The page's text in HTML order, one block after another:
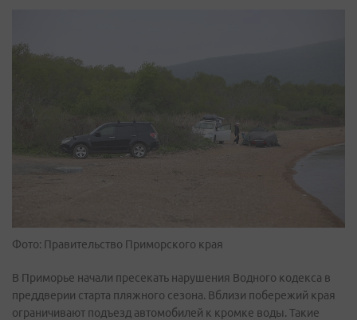
Фото: Правительство Приморского края
В Приморье начали пресекать нарушения Водного кодекса в
преддверии старта пляжного сезона. Вблизи побережий края
ограничивают подъезд автомобилей к кромке воды. Такие